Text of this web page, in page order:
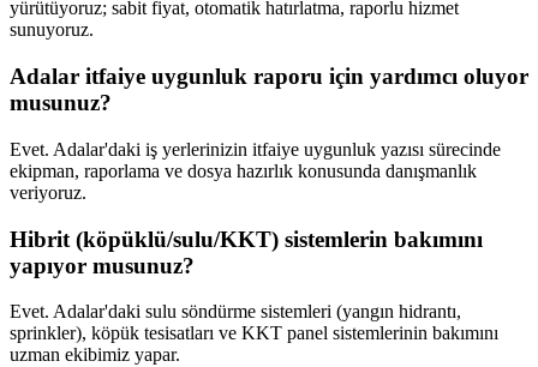
yürütüyoruz; sabit fiyat, otomatik hatırlatma, raporlu hizmet
sunuyoruz.
Adalar itfaiye uygunluk raporu için yardımcı oluyor
musunuz?
Evet. Adalar'daki iş yerlerinizin itfaiye uygunluk yazısı sürecinde
ekipman, raporlama ve dosya hazırlık konusunda danışmanlık
veriyoruz.
Hibrit (köpüklü/sulu/KKT) sistemlerin bakımını
yapıyor musunuz?
Evet. Adalar'daki sulu söndürme sistemleri (yangın hidrantı,
sprinkler), köpük tesisatları ve KKT panel sistemlerinin bakımını
uzman ekibimiz yapar.